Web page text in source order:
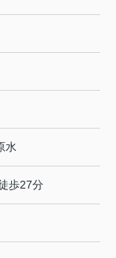
水
歩27分